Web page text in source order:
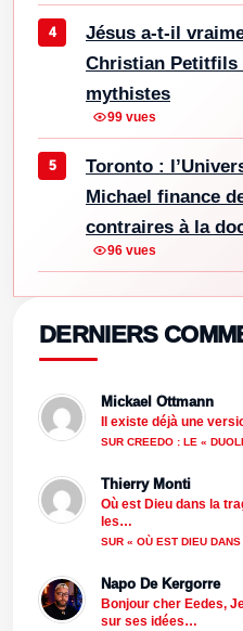
Jésus a-t-il
Christian Petitfils
mythistes
99 vues
Toronto :
Michael finance
contraires à la
96 vues
DERNIERS
Mickael Ottmann
Il existe déjà une
SUR CREEDO : LE «
Thierry Monti
Où est Dieu dans la
les…
SUR « OÙ EST DIEU
Napo De Kergorre
Bonjour cher Eedes,
sur ses idées…